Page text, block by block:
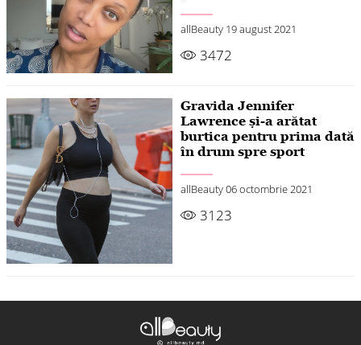
allBeauty 19 august 2021
3472
Gravida Jennifer
Lawrence și-a arătat
burtica pentru prima dată
în drum spre sport
allBeauty06 octombrie 2021
3123